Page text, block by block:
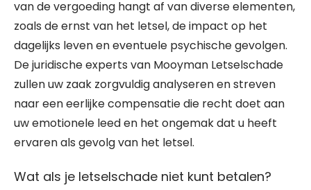
van de vergoeding hangt af van diverse elementen,
zoals de ernst van het letsel, de impact op het
dagelijks leven en eventuele psychische gevolgen.
De juridische experts van Mooyman Letselschade
zullen uw zaak zorgvuldig analyseren en streven
naar een eerlijke compensatie die recht doet aan
uw emotionele leed en het ongemak dat u heeft
ervaren als gevolg van het letsel.
Wat als je letselschade niet kunt betalen?